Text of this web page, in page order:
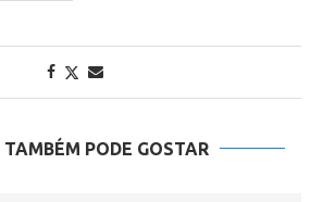
TAMBÉM PODE GOSTAR